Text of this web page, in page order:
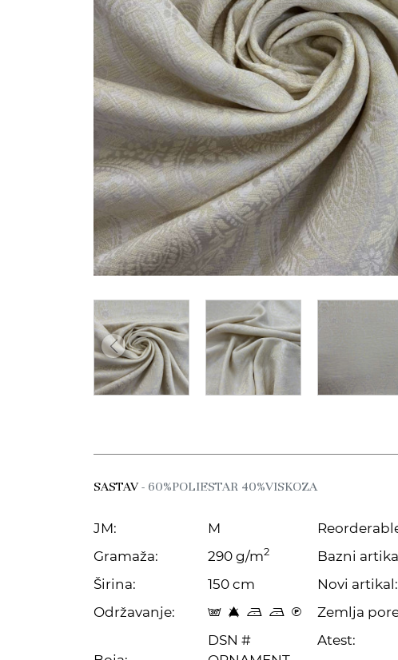
SASTAV- 60%POLIESTAR 40%VISKOZA
JM:
M
Gramaža:
290 g/m2
Širina:
150 cm
Održavanje:
s 8 o o C
DSN #
Bazni
Novi artikal:
Zemlja
Atest: